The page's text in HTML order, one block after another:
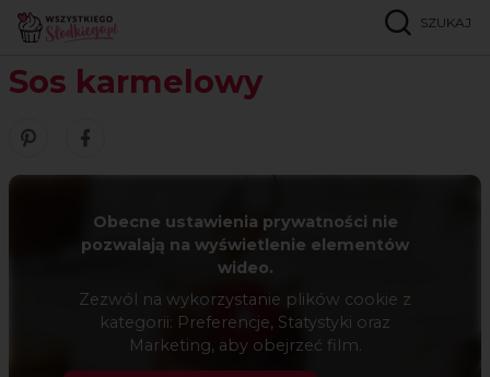
SZUKAJ
Strona główna Sos karmelowy
Sos karmelowy
Zobacz nasze piny w serwisie Pinterest
Udostępnij ten przepis w serwisie Facebook
Obecne ustawienia prywatności nie
pozwalają na wyświetlenie elementów
wideo.
Zezwól na wykorzystanie plików cookie z
kategorii: Preferencje, Statystyki oraz
Marketing, aby obejrzeć film.